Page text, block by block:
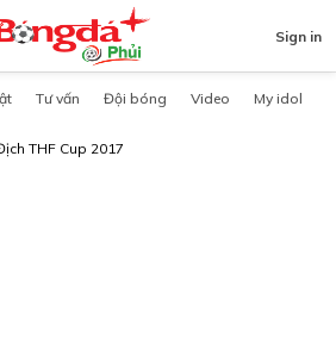
Sign in
Tư vấn Đội bóng Video My idol
THF Cup 2017